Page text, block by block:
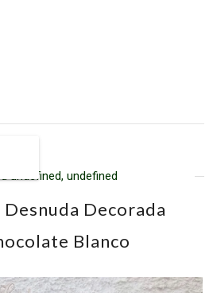
undefined, undefined
Decorada
Blanco